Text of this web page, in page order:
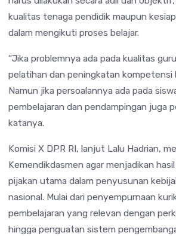
kualitas tenaga pendidik maupun
dalam mengikuti proses belajar.
“Jika problemnya ada pada kualitas
pelatihan dan peningkatan kompetensi
Namun jika persoalannya ada pada
pembelajaran dan pendampingan juga
katanya.
Komisi X DPR RI, lanjut Lalu Hadrian,
Kemendikdasmen agar menjadikan
pijakan utama dalam penyusunan
nasional. Mulai dari penyempurnaan
pembelajaran yang relevan dengan
hingga penguatan sistem